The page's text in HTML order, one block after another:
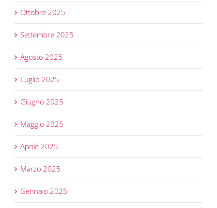
Ottobre 2025
Settembre 2025
Agosto 2025
Luglio 2025
Giugno 2025
Maggio 2025
Aprile 2025
Marzo 2025
Gennaio 2025